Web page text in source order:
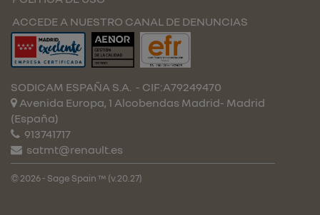
ACCEDE A NUESTRO CANAL DE DENUNCIAS
SODICAM ESPAÑA S.A. - CIF:A79249470
Avenida Europa, 1 Alcobendas Madrid- Madrid
(España)
913741717
satmt@renault.es
© 2026 - Sage Spain ™ (v.20.27)